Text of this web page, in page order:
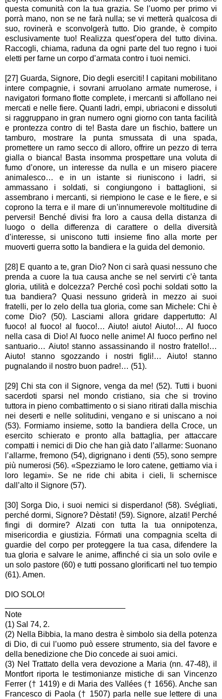
questa comunità con la tua grazia. Se l’uomo per primo vi
porrà mano, non se ne farà nulla; se vi metterà qualcosa di
suo, rovinerà e sconvolgerà tutto. Dio grande, è compito
esclusivamente tuo! Realizza quest’opera del tutto divina.
Raccogli, chiama, raduna da ogni parte del tuo regno i tuoi
eletti per farne un corpo d’armata contro i tuoi nemici.
[27] Guarda, Signore, Dio degli eserciti! I capitani mobilitano
intere compagnie, i sovrani arruolano armate numerose, i
navigatori formano flotte complete, i mercanti si affollano nei
mercati e nelle fiere. Quanti ladri, empi, ubriaconi e dissoluti
si raggruppano in gran numero ogni giorno con tanta facilità
e prontezza contro di te! Basta dare un fischio, battere un
tamburo, mostrare la punta smussata di una spada,
promettere un ramo secco di alloro, offrire un pezzo di terra
gialla o bianca! Basta insomma prospettare una voluta di
fumo d’onore, un interesse da nulla e un misero piacere
animalesco… e in un istante si riuniscono i ladri, si
ammassano i soldati, si congiungono i battaglioni, si
assembrano i mercanti, si riempiono le case e le fiere, e si
coprono la terra e il mare di un’innumerevole moltitudine di
perversi! Benché divisi fra loro a causa della distanza di
luogo o della differenza di carattere o della diversità
d’interesse, si uniscono tutti insieme fino alla morte per
muoverti guerra sotto la bandiera e la guida del demonio.
[28] E quanto a te, gran Dio? Non ci sarà quasi nessuno che
prenda a cuore la tua causa anche se nel servirti c’è tanta
gloria, utilità e dolcezza? Perché così pochi soldati sotto la
tua bandiera? Quasi nessuno griderà in mezzo ai suoi
fratelli, per lo zelo della tua gloria, come san Michele: Chi è
come Dio? (50). Lasciami allora gridare dappertutto: Al
fuoco! al fuoco! al fuoco!… Aiuto! aiuto! Aiuto!… Al fuoco
nella casa di Dio! Al fuoco nelle anime! Al fuoco perfino nel
santuario… Aiuto! stanno assassinando il nostro fratello!…
Aiuto! stanno sgozzando i nostri figli!… Aiuto! stanno
pugnalando il nostro buon padre!… (51).
[29] Chi sta con il Signore, venga da me! (52). Tutti i buoni
sacerdoti sparsi nel mondo cristiano, sia che si trovino
tuttora in pieno combattimento o si siano ritirati dalla mischia
nei deserti e nelle solitudini, vengano e si uniscano a noi
(53). Formiamo insieme, sotto la bandiera della Croce, un
esercito schierato e pronto alla battaglia, per attaccare
compatti i nemici di Dio che han già dato l’allarme: Suonano
l’allarme, fremono (54), digrignano i denti (55), sono sempre
più numerosi (56). «Spezziamo le loro catene, gettiamo via i
loro legami». Se ne ride chi abita i cieli, li schernisce
dall’alto il Signore (57).
[30] Sorga Dio, i suoi nemici si disperdano! (58). Svégliati,
perché dormi, Signore? Dèstati! (59). Signore, alzati! Perché
fingi di dormire? Alzati con tutta la tua onnipotenza,
misericordia e giustizia. Fórmati una compagnia scelta di
guardie del corpo per proteggere la tua casa, difendere la
tua gloria e salvare le anime, affinché ci sia un solo ovile e
un solo pastore (60) e tutti possano glorificarti nel tuo tempio
(61). Amen.
DIO SOLO!
Note
(1) Sal 74, 2.
(2) Nella Bibbia, la mano destra è simbolo sia della potenza
di Dio, di cui l’uomo può essere strumento, sia del favore e
della benedizione che Dio concede ai suoi amici.
(3) Nel Trattato della vera devozione a Maria (nn. 47-48), il
Montfort riporta le testimonianze mistiche di san Vincenzo
Ferrer († 1419) e di Maria des Vallées († 1656). Anche san
Francesco di Paola († 1507) parla nelle sue lettere di una